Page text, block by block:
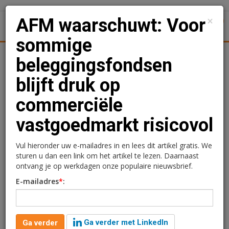
Nieuws Achtergronden Woningmarkt
AFM waarschuwt: Voor
sommige
beleggingsfondsen blijft
druk op commerciële
vastgoedmarkt risicovol
Beleggingsfondsen die in illiquide activa investeren
×
AFM waarschuwt: Voor
sommige
beleggingsfondsen
blijft druk op
commerciële
vastgoedmarkt risicovol
Vul hieronder uw e-mailadres in en lees dit artikel gratis. We
sturen u dan een link om het artikel te lezen. Daarnaast
ontvang je op werkdagen onze populaire nieuwsbrief.
E-mailadres*:
Ga verder
Ga verder met LinkedIn